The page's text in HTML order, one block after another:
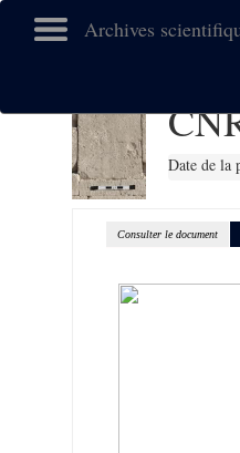
Archives
Date de la
Consulter le document